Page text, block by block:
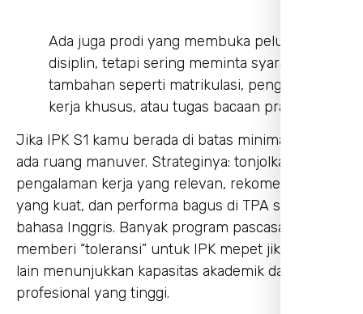
Ada juga prodi yang membuka peluang lintas
disiplin, tetapi sering meminta syarat
tambahan seperti matrikulasi, pengalaman
kerja khusus, atau tugas bacaan prasyarat.
Jika IPK S1 kamu berada di batas minimal, masih
ada ruang manuver. Strateginya: tonjolkan
pengalaman kerja yang relevan, rekomendasi
yang kuat, dan performa bagus di TPA serta
bahasa Inggris. Banyak program pascasarjana
memberi “toleransi” untuk IPK mepet jika bukti
lain menunjukkan kapasitas akademik dan
profesional yang tinggi.